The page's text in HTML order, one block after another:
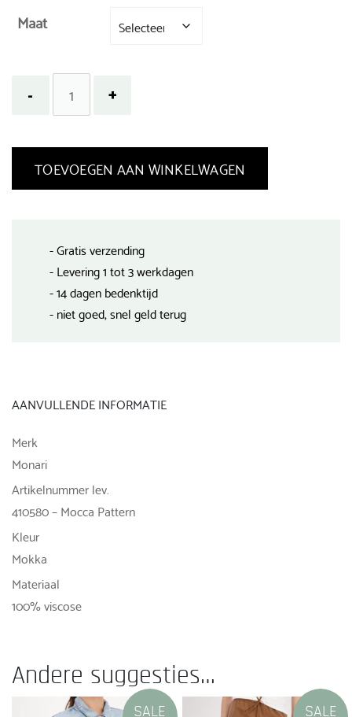
Maat
TOEVOEGEN AAN WINKELWAGEN
- Gratis verzending
- Levering 1 tot 3 werkdagen
- 14 dagen bedenktijd
- niet goed, snel geld terug
AANVULLENDE INFORMATIE
Merk
Monari
Artikelnummer lev.
410580 – Mocca Pattern
Kleur
Mokka
Materiaal
100% viscose
Andere suggesties…
SALE SALE